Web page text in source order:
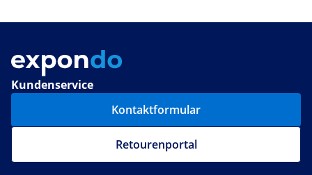
Kundenservice
Kontaktformular
Retourenportal